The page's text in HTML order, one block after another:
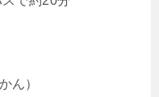
ん）